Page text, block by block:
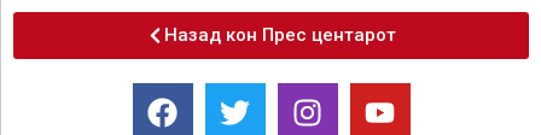
Назад кон Прес центарот